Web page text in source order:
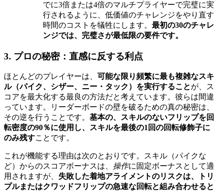
でに3倍または4倍のマルチプライヤーで完璧に実
行されるように、低価値のチャレンジをやり直す
時間のコストを犠牲にします。 最初の30のチャレ
ンジでは、完璧さが最低限の要件です。
3. プロの秘密：直感に反する利点
ほとんどのプレイヤーは、
可能な限り頻繁に最も複雑なスキ
ル（パイク、シザー、ニー・タック）を実行することが、ス
コアを最大化する最良の方法だと考えています。彼らは間違
っています。リーダーボードの壁を破るための真の秘密は、
その逆を行うことです。 基本の、スキルのないフリップを回
転密度の90％に使用し、スキルを最後の1回の回転修飾子に
のみ残すことです。
これが機能する理由は次のとおりです。スキル（パイクな
ど）からのスコアボーナスは、 操作に固定ボーナスとして適
用されますが、 失敗した着地アライメントのリスクは、トリ
プルまたはクワッドフリップの急速な回転と組み合わせると